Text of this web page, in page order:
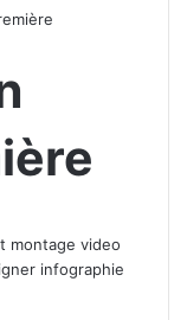
montage video
infographie